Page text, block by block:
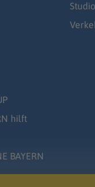
hilft
BAYERN